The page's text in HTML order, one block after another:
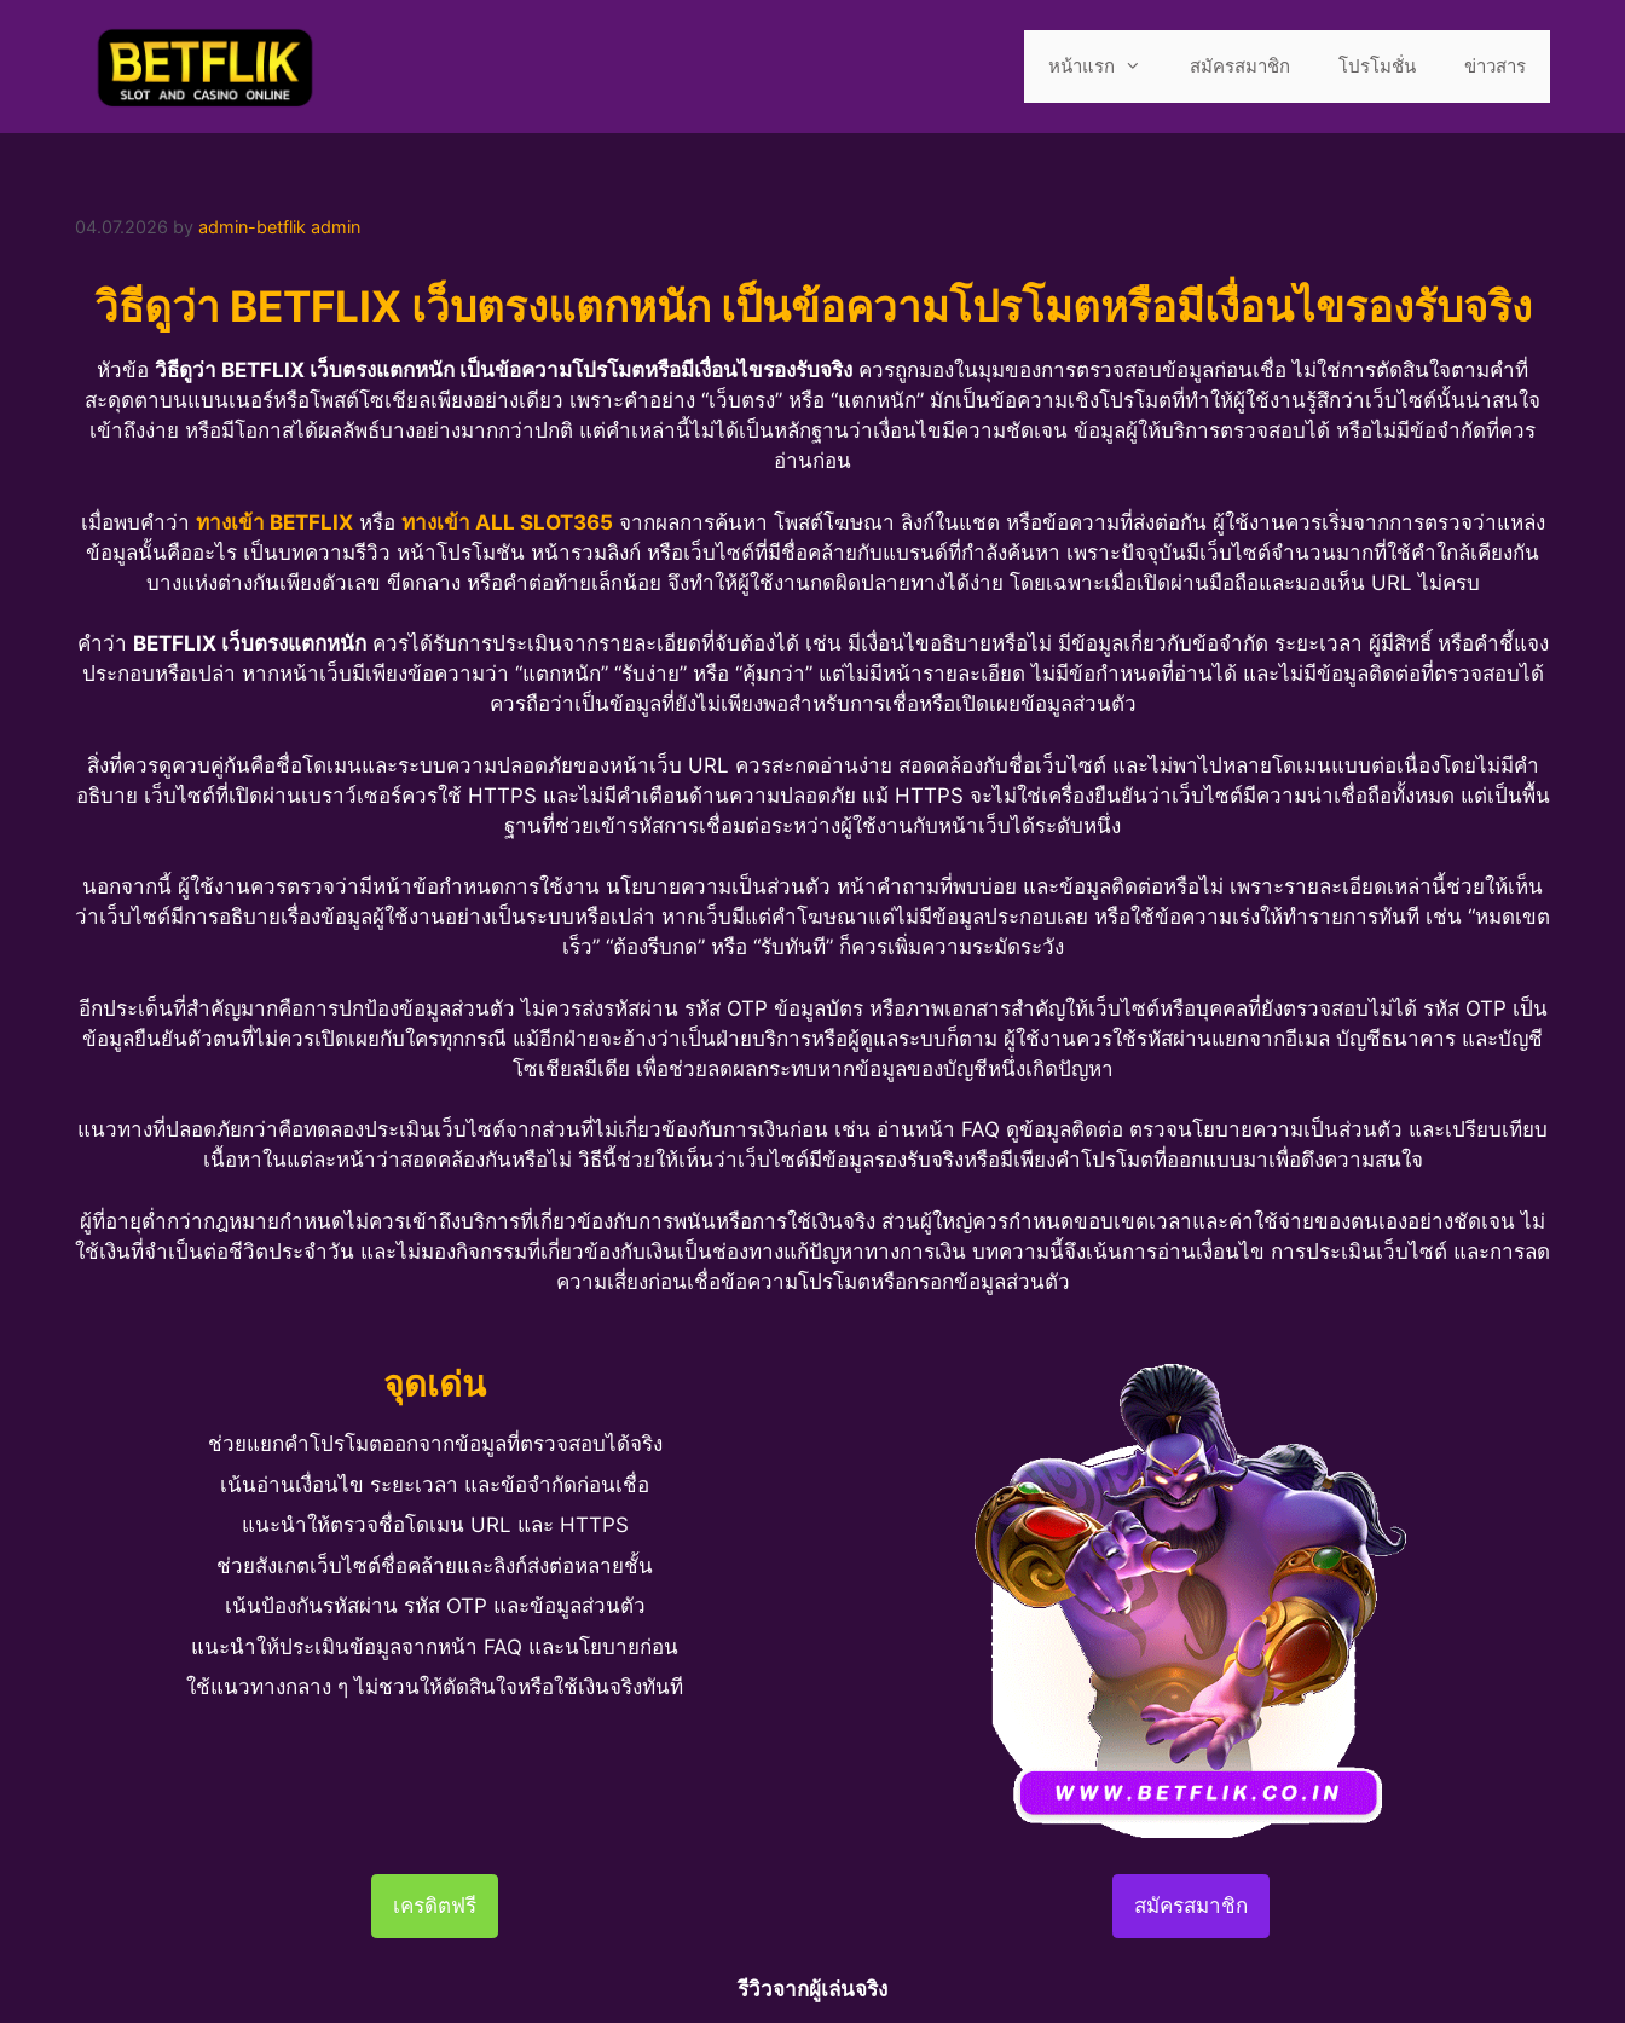
หน้าแรก สมัครสมาชิก โปรโมชั่น ข่าวสาร
04.07.2026 by admin-betflik admin
วิธีดูว่า BETFLIX เว็บตรงแตกหนัก เป็นข้อความโปรโมตหรือมีเงื่อนไขรองรับจริง
หัวข้อ วิธีดูว่า BETFLIX เว็บตรงแตกหนัก เป็นข้อความโปรโมตหรือมีเงื่อนไขรองรับจริง ควรถูกมองในมุมของการตรวจสอบข้อมูลก่อนเชื่อ ไม่ใช่การตัดสินใจตามคำที่
สะดุดตาบนแบนเนอร์หรือโพสต์โซเชียลเพียงอย่างเดียว เพราะคำอย่าง “เว็บตรง” หรือ “แตกหนัก” มักเป็นข้อความเชิงโปรโมตที่ทำให้ผู้ใช้งานรู้สึกว่าเว็บไซต์นั้นน่าสนใจ
เข้าถึงง่าย หรือมีโอกาสได้ผลลัพธ์บางอย่างมากกว่าปกติ แต่คำเหล่านี้ไม่ได้เป็นหลักฐานว่าเงื่อนไขมีความชัดเจน ข้อมูลผู้ให้บริการตรวจสอบได้ หรือไม่มีข้อจำกัดที่ควร
อ่านก่อน
เมื่อพบคำว่า ทางเข้า BETFLIXหรือ ทางเข้า ALL SLOT365 จากผลการค้นหา โพสต์โฆษณา ลิงก์ในแชต หรือข้อความที่ส่งต่อกัน ผู้ใช้งานควรเริ่มจากการตรวจว่าแหล่ง
ข้อมูลนั้นคืออะไร เป็นบทความรีวิว หน้าโปรโมชัน หน้ารวมลิงก์ หรือเว็บไซต์ที่มีชื่อคล้ายกับแบรนด์ที่กำลังค้นหา เพราะปัจจุบันมีเว็บไซต์จำนวนมากที่ใช้คำใกล้เคียงกัน
บางแห่งต่างกันเพียงตัวเลข ขีดกลาง หรือคำต่อท้ายเล็กน้อย จึงทำให้ผู้ใช้งานกดผิดปลายทางได้ง่าย โดยเฉพาะเมื่อเปิดผ่านมือถือและมองเห็น URL ไม่ครบ
คำว่า BETFLIX เว็บตรงแตกหนักควรได้รับการประเมินจากรายละเอียดที่จับต้องได้ เช่น มีเงื่อนไขอธิบายหรือไม่ มีข้อมูลเกี่ยวกับข้อจำกัด ระยะเวลา ผู้มีสิทธิ์ หรือคำชี้แจง
ประกอบหรือเปล่า หากหน้าเว็บมีเพียงข้อความว่า “แตกหนัก” “รับง่าย” หรือ “คุ้มกว่า” แต่ไม่มีหน้ารายละเอียด ไม่มีข้อกำหนดที่อ่านได้ และไม่มีข้อมูลติดต่อที่ตรวจสอบได้
ควรถือว่าเป็นข้อมูลที่ยังไม่เพียงพอสำหรับการเชื่อหรือเปิดเผยข้อมูลส่วนตัว
สิ่งที่ควรดูควบคู่กันคือชื่อโดเมนและระบบความปลอดภัยของหน้าเว็บ URL ควรสะกดอ่านง่าย สอดคล้องกับชื่อเว็บไซต์ และไม่พาไปหลายโดเมนแบบต่อเนื่องโดยไม่มีคำ
อธิบาย เว็บไซต์ที่เปิดผ่านเบราว์เซอร์ควรใช้ HTTPS และไม่มีคำเตือนด้านความปลอดภัย แม้ HTTPS จะไม่ใช่เครื่องยืนยันว่าเว็บไซต์มีความน่าเชื่อถือทั้งหมด แต่เป็นพื้น
ฐานที่ช่วยเข้ารหัสการเชื่อมต่อระหว่างผู้ใช้งานกับหน้าเว็บได้ระดับหนึ่ง
นอกจากนี้ ผู้ใช้งานควรตรวจว่ามีหน้าข้อกำหนดการใช้งาน นโยบายความเป็นส่วนตัว หน้าคำถามที่พบบ่อย และข้อมูลติดต่อหรือไม่ เพราะรายละเอียดเหล่านี้ช่วยให้เห็น
ว่าเว็บไซต์มีการอธิบายเรื่องข้อมูลผู้ใช้งานอย่างเป็นระบบหรือเปล่า หากเว็บมีแต่คำโฆษณาแต่ไม่มีข้อมูลประกอบเลย หรือใช้ข้อความเร่งให้ทำรายการทันที เช่น “หมดเขต
เร็ว” “ต้องรีบกด” หรือ “รับทันที” ก็ควรเพิ่มความระมัดระวัง
อีกประเด็นที่สำคัญมากคือการปกป้องข้อมูลส่วนตัว ไม่ควรส่งรหัสผ่าน รหัส OTP ข้อมูลบัตร หรือภาพเอกสารสำคัญให้เว็บไซต์หรือบุคคลที่ยังตรวจสอบไม่ได้ รหัส OTP เป็น
ข้อมูลยืนยันตัวตนที่ไม่ควรเปิดเผยกับใครทุกกรณี แม้อีกฝ่ายจะอ้างว่าเป็นฝ่ายบริการหรือผู้ดูแลระบบก็ตาม ผู้ใช้งานควรใช้รหัสผ่านแยกจากอีเมล บัญชีธนาคาร และบัญชี
โซเชียลมีเดีย เพื่อช่วยลดผลกระทบหากข้อมูลของบัญชีหนึ่งเกิดปัญหา
แนวทางที่ปลอดภัยกว่าคือทดลองประเมินเว็บไซต์จากส่วนที่ไม่เกี่ยวข้องกับการเงินก่อน เช่น อ่านหน้า FAQ ดูข้อมูลติดต่อ ตรวจนโยบายความเป็นส่วนตัว และเปรียบเทียบ
เนื้อหาในแต่ละหน้าว่าสอดคล้องกันหรือไม่ วิธีนี้ช่วยให้เห็นว่าเว็บไซต์มีข้อมูลรองรับจริงหรือมีเพียงคำโปรโมตที่ออกแบบมาเพื่อดึงความสนใจ
ผู้ที่อายุต่ำกว่ากฎหมายกำหนดไม่ควรเข้าถึงบริการที่เกี่ยวข้องกับการพนันหรือการใช้เงินจริง ส่วนผู้ใหญ่ควรกำหนดขอบเขตเวลาและค่าใช้จ่ายของตนเองอย่างชัดเจน ไม่
ใช้เงินที่จำเป็นต่อชีวิตประจำวัน และไม่มองกิจกรรมที่เกี่ยวข้องกับเงินเป็นช่องทางแก้ปัญหาทางการเงิน บทความนี้จึงเน้นการอ่านเงื่อนไข การประเมินเว็บไซต์ และการลด
ความเสี่ยงก่อนเชื่อข้อความโปรโมตหรือกรอกข้อมูลส่วนตัว
จุดเด่น
ช่วยแยกคำโปรโมตออกจากข้อมูลที่ตรวจสอบได้จริง
เน้นอ่านเงื่อนไข ระยะเวลา และข้อจำกัดก่อนเชื่อ
แนะนำให้ตรวจชื่อโดเมน URL และ HTTPS
ช่วยสังเกตเว็บไซต์ชื่อคล้ายและลิงก์ส่งต่อหลายชั้น
เน้นป้องกันรหัสผ่าน รหัส OTP และข้อมูลส่วนตัว
แนะนำให้ประเมินข้อมูลจากหน้า FAQ และนโยบายก่อน
ใช้แนวทางกลาง ๆ ไม่ชวนให้ตัดสินใจหรือใช้เงินจริงทันที
เครดิตฟรี สมัครสมาชิก
รีวิวจากผู้เล่นจริง